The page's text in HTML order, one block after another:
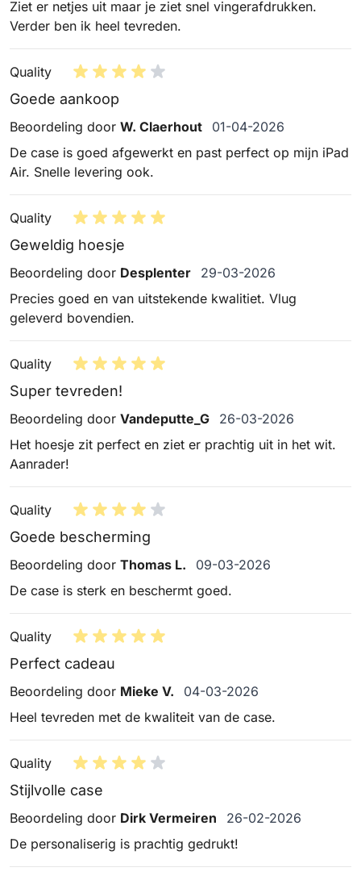
Ziet er netjes uit maar je ziet snel vingerafdrukken.
Verder ben ik heel tevreden.
Quality
Goede aankoop
Beoordeling door W. Claerhout 1 april 2026
01-04-2026
De case is goed afgewerkt en past perfect op mijn iPad
Air. Snelle levering ook.
Quality
Geweldig hoesje
Beoordeling door Desplenter 29 maart 2026
29-03-2026
Precies goed en van uitstekende kwalitiet. Vlug
geleverd bovendien.
Quality
Super tevreden!
Beoordeling door Vandeputte_G 26 maart 2026
26-03-2026
Het hoesje zit perfect en ziet er prachtig uit in het wit.
Aanrader!
Quality
Goede bescherming
Beoordeling door Thomas L. 9 maart 2026
09-03-2026
De case is sterk en beschermt goed.
Quality
Perfect cadeau
Beoordeling door Mieke V. 4 maart 2026
04-03-2026
Heel tevreden met de kwaliteit van de case.
Quality
Stijlvolle case
Beoordeling door Dirk Vermeiren 26 februari 2026
26-02-2026
De personaliserig is prachtig gedrukt!